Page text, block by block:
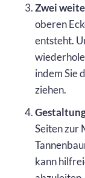
Zwei
oberen
entsteht.
indem Sie
ziehen.
Seiten zur
kann